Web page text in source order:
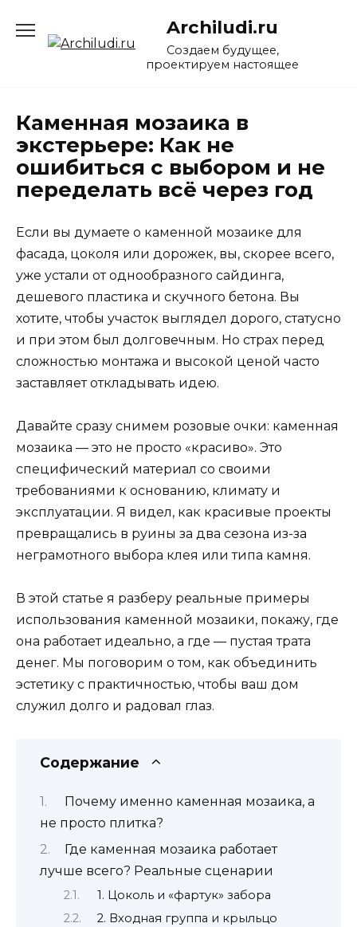
содержанию
Archiludi.ru
Создаем будущее,
проектируем настоящее
Каменная мозаика в
экстерьере: Как не
ошибиться с выбором и не
переделать всё через год
Если вы думаете о каменной мозаике для
фасада, цоколя или дорожек, вы, скорее всего,
уже устали от однообразного сайдинга,
дешевого пластика и скучного бетона. Вы
хотите, чтобы участок выглядел дорого, статусно
и при этом был долговечным. Но страх перед
сложностью монтажа и высокой ценой часто
заставляет откладывать идею.
Давайте сразу снимем розовые очки: каменная
мозаика — это не просто «красиво». Это
специфический материал со своими
требованиями к основанию, климату и
эксплуатации. Я видел, как красивые проекты
превращались в руины за два сезона из-за
неграмотного выбора клея или типа камня.
В этой статье я разберу реальные примеры
использования каменной мозаики, покажу, где
она работает идеально, а где — пустая трата
денег. Мы поговорим о том, как объединить
эстетику с практичностью, чтобы ваш дом
служил долго и радовал глаз.
Содержание
Почему именно каменная мозаика, а
не просто плитка?
Где каменная мозаика работает
лучше всего? Реальные сценарии
1. Цоколь и «фартук» забора
2. Входная группа и крыльцо